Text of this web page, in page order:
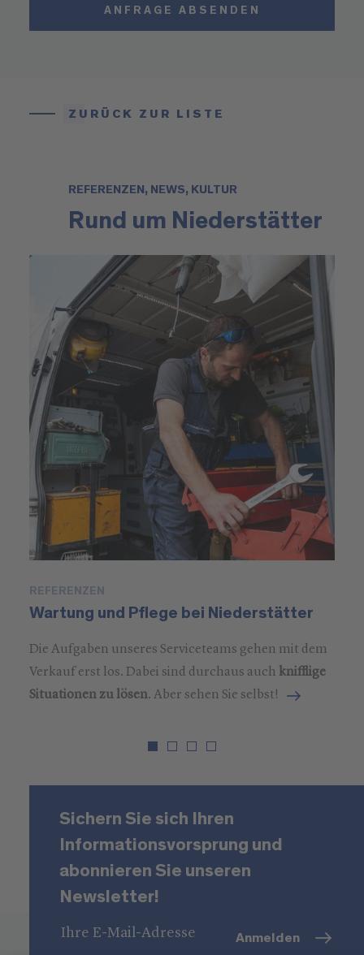
ANFRAGE ABSENDEN
ZURÜCK ZUR LISTE
REFERENZEN, NEWS, KULTUR
Rund um Niederstätter
REFERENZEN
Wartung und Pflege bei Niederstätter
Die Aufgaben unseres Serviceteams gehen mit dem
Verkauf erst los. Dabei sind durchaus auch knifflige
Situationen zu lösen. Aber sehen Sie selbst!
Sichern Sie sich Ihren
Informationsvorsprung und
abonnieren Sie unseren
Newsletter!
Anmelden